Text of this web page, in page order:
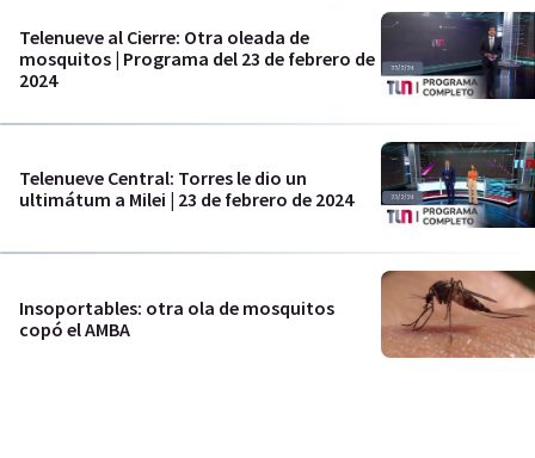
Telenueve al Cierre: Otra oleada de
mosquitos | Programa del 23 de febrero de
2024
Telenueve Central: Torres le dio un
ultimátum a Milei | 23 de febrero de 2024
Insoportables: otra ola de mosquitos
copó el AMBA